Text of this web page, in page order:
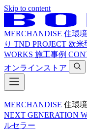
Skip to content
MERCHANDISE 住環
り TND PROJECT 欧米
WORKS 施工事例
オンラインストア
MERCHANDISE 住環
NEXT GENERATION
ルセラー